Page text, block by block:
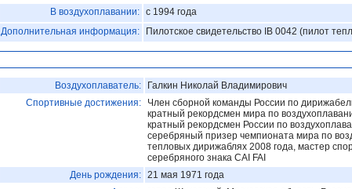
В воздухоплавании: с 1994 года
Дополнительная информация:
Пилотское свидетельство IB 0042 (пилот
Воздухоплаватель:
Галкин Николай Владимирович
Спортивные достижения:
Член сборной команды России по
кратный рекордсмен мира по
кратный рекордсмен России по
серебряный призер чемпионата мира по
тепловых дирижаблях 2008 года, мастер
серебряного знака CAI FAI
День рождения: 21 мая 1971 года